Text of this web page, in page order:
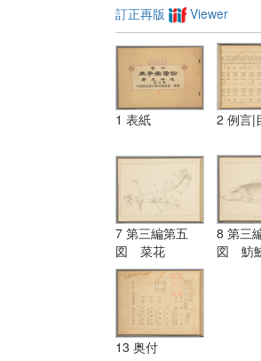
訂正再版 Viewer
1 表紙 2 例言|
7 第三編第五
図 菜花
8 第三
図 魴
13 奥付